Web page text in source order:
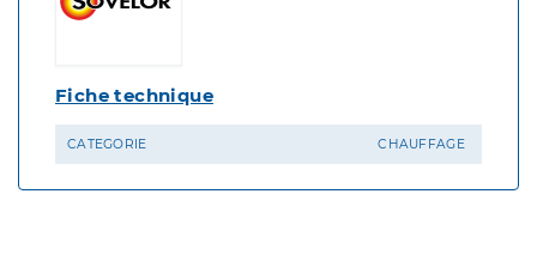
Fiche technique
CATEGORIE CHAUFFAGE